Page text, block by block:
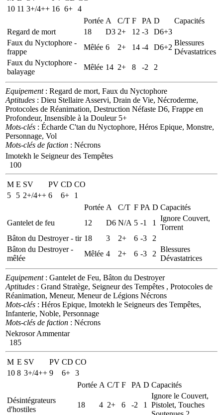
10 11 3+/4++ 16 6+ 4
Portée A C/T F PA D
Capacités
Regard de mort
18 D3 2+ 12 -3
D6+3
Faux du Nyctophore -
frappe
Mêlée 6 2+ 14 -4 D6+2
Blessures
Dévastatrices
Faux du Nyctophore -
balayage
Mêlée 14 2+ 8 -2 2
Equipement: Regard de mort, Faux du Nyctophore
Aptitudes : Dieu Stellaire Asservi, Drain de Vie, Nécroderme,
Protocoles de Réanimation, Destruction Néfaste D6, Frappe en
Profondeur, Insensible à la Douleur 5+
Mots-clés : Écharde C'tan du Nyctophore, Héros Epique, Monstre,
Personnage, Vol
Mots-clés de faction : Nécrons
Imotekh le Seigneur des Tempêtes
100
M E SV PV CD CO
5
5 2+/4++ 6 6+
1
Portée A C/T F PA D Capacités
Gantelet de feu
12 D6 N/A 5 -1 1
Ignore Couvert,
Torrent
Bâton du Destroyer - tir 18 3 2+ 6 -3
2
Bâton du Destroyer -
mêlée
Mêlée 4 2+ 6 -3 2
Blessures
Dévastatrices
Equipement: Gantelet de Feu, Bâton du Destroyer
Aptitudes : Grand Stratège, Seigneur des Tempêtes , Protocoles de
Réanimation, Meneur, Meneur de Légions Nécrons
Mots-clés : Héros Epique, Imotekh le Seigneurs des Tempêtes,
Infanterie, Noble, Personnage
Mots-clés de faction : Nécrons
Nekrosor Ammentar
185
M E SV PV CD CO
10 8 3+/4++ 9 6+ 3
Portée A C/T F PA D Capacités
Désintégrateurs
d'hostiles
18 4 2+ 6 -2 1
Ignore le Couvert,
Pistolet, Touches